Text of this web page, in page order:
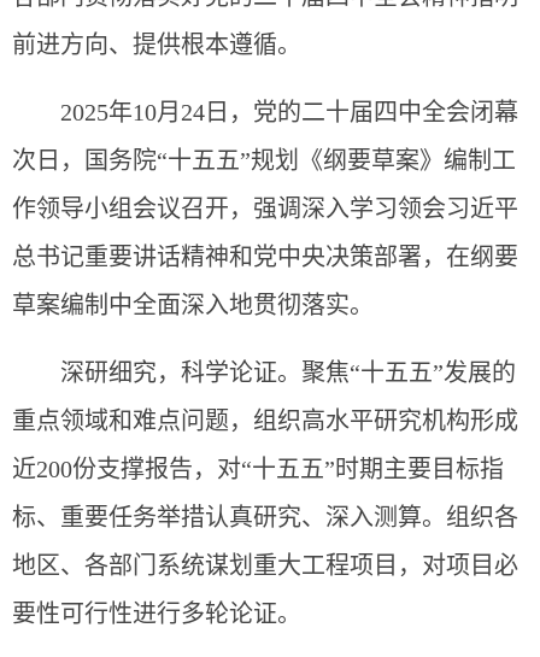
前进方向、提供根本遵循。
2025年10月24日，党的二十届四中全会闭幕
次日，国务院“十五五”规划《纲要草案》编制工
作领导小组会议召开，强调深入学习领会习近平
总书记重要讲话精神和党中央决策部署，在纲要
草案编制中全面深入地贯彻落实。
深研细究，科学论证。聚焦“十五五”发展的
重点领域和难点问题，组织高水平研究机构形成
近200份支撑报告，对“十五五”时期主要目标指
标、重要任务举措认真研究、深入测算。组织各
地区、各部门系统谋划重大工程项目，对项目必
要性可行性进行多轮论证。